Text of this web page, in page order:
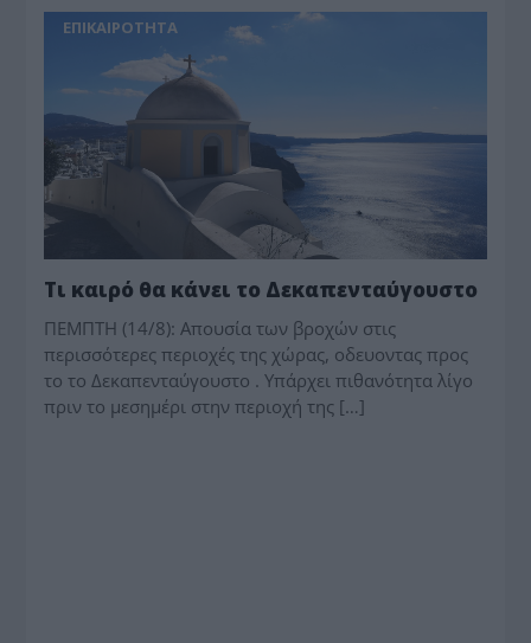
ΕΠΙΚΑΙΡΟΤΗΤΑ
Τι καιρό θα κάνει το Δεκαπενταύγουστο
ΠΕΜΠΤΗ (14/8): Απουσία των βροχών στις
περισσότερες περιοχές της χώρας, οδευοντας προς
το το Δεκαπενταύγουστο . Υπάρχει πιθανότητα λίγο
πριν το μεσημέρι στην περιοχή της […]